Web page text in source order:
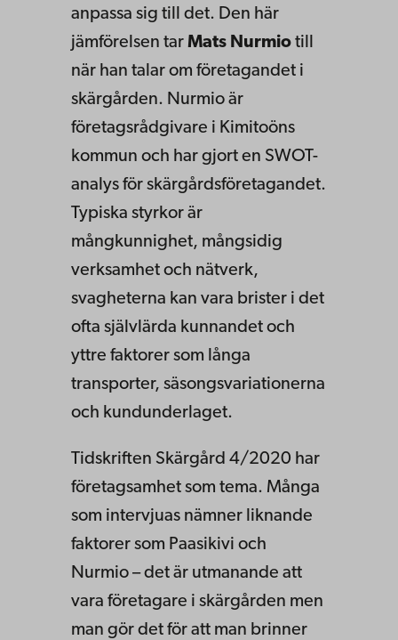
anpassa sig till det. Den här
jämförelsen tar Mats Nurmio till
när han talar om företagandet i
skärgården. Nurmio är
företagsrådgivare i Kimitoöns
kommun och har gjort en SWOT-
analys för skärgårdsföretagandet.
Typiska styrkor är
mångkunnighet, mångsidig
verksamhet och nätverk,
svagheterna kan vara brister i det
ofta självlärda kunnandet och
yttre faktorer som långa
transporter, säsongsvariationerna
och kundunderlaget.
Tidskriften Skärgård 4/2020 har
företagsamhet som tema. Många
som intervjuas nämner liknande
faktorer som Paasikivi och
Nurmio – det är utmanande att
vara företagare i skärgården men
man gör det för att man brinner